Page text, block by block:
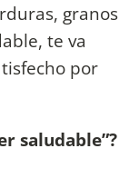
granos
te va
por
saludable”?